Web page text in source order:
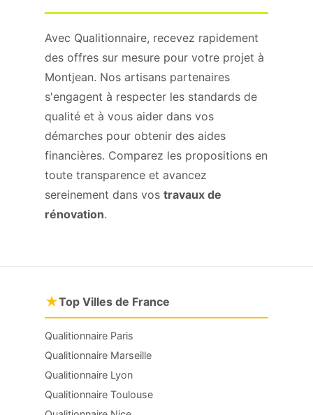
Avec Qualitionnaire, recevez rapidement
des offres sur mesure pour votre projet à
Montjean. Nos artisans partenaires
s'engagent à respecter les standards de
qualité et à vous aider dans vos
démarches pour obtenir des aides
financières. Comparez les propositions en
toute transparence et avancez
sereinement dans vos travaux de
rénovation.
★Top Villes de France
Qualitionnaire Paris
Qualitionnaire Marseille
Qualitionnaire Lyon
Qualitionnaire Toulouse